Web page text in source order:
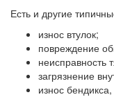
Есть и другие
износ втулок;
повреждение
неисправность
загрязнение
износ